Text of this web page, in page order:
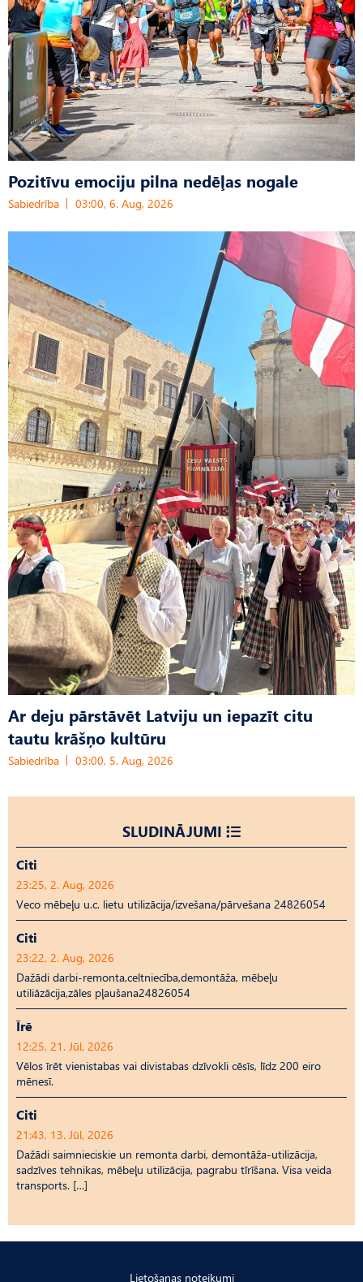
Pozitīvu emociju pilna nedēļas nogale
Sabiedrība 03:00, 6. Aug, 2026
Ar deju pārstāvēt Latviju un iepazīt citu
tautu krāšņo kultūru
Sabiedrība 03:00, 5. Aug, 2026
SLUDINĀJUMI
Citi
23:25, 2. Aug, 2026
Veco mēbeļu u.c. lietu utilizācija/izvešana/pārvešana 24826054
Citi
23:22, 2. Aug, 2026
Dažādi darbi-remonta,celtniecība,demontāža, mēbeļu
utiliāzācija,zāles pļaušana24826054
Īrē
12:25, 21. Jūl, 2026
Vēlos īrēt vienistabas vai divistabas dzīvokli cēsīs, līdz 200 eiro
mēnesī.
Citi
21:43, 13. Jūl, 2026
Dažādi saimnieciskie un remonta darbi, demontāža-utilizācija,
sadzīves tehnikas, mēbeļu utilizācija, pagrabu tīrīšana. Visa veida
transports. […]
Lietošanas noteikumi